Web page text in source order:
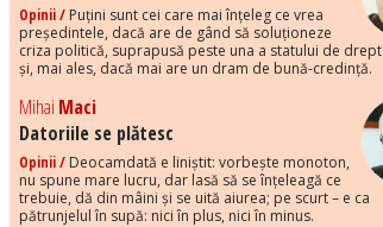
Opinii / Puțini sunt cei care mai înțeleg ce vrea
președintele, dacă are de gând să soluționeze
criza politică, suprapusă peste una a statului de drept
și, mai ales, dacă mai are un dram de bună-credință.
Mihai Maci
Datoriile se plătesc
Opinii / Deocamdată e liniștit: vorbește monoton,
nu spune mare lucru, dar lasă să se înțeleagă ce
trebuie, dă din mâini și se uită aiurea; pe scurt – e ca
pătrunjelul în supă: nici în plus, nici în minus.